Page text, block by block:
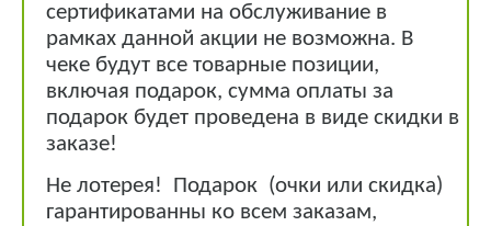
сертификатами на обслуживание в
рамках данной акции не возможна. В
чеке будут все товарные позиции,
включая подарок, сумма оплаты за
подарок будет проведена в виде скидки в
заказе!
Не лотерея! Подарок (очки или скидка)
гарантированны ко всем заказам,